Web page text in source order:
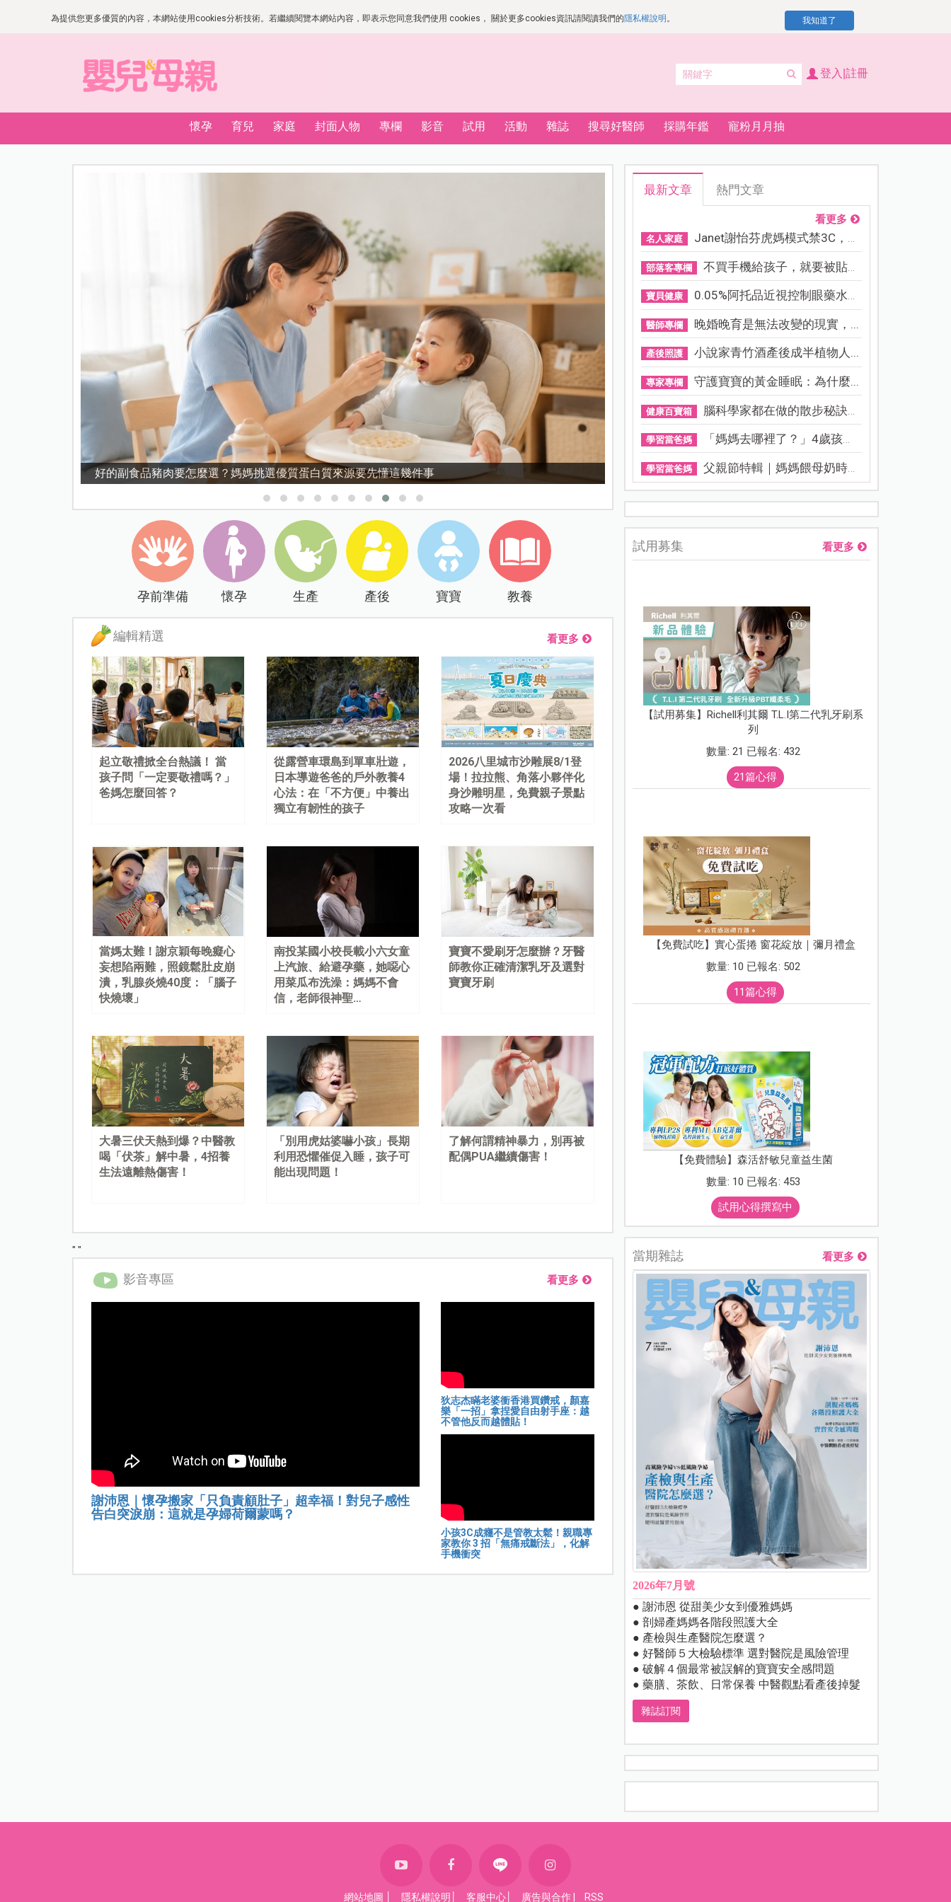
為提供您更多優質的內容，本網站使用cookies分析技術。若繼續閱覽本網站內容，即表示您同意我們使用 cookies， 關於更多cookies資訊請閱讀我們的隱私權說明 。 我知道了
登入|註冊
懷孕 育兒 家庭 封面人物 專欄 影音 試用 活動 雜誌 搜尋好醫師 採購年鑑 寵粉月月抽
好的副食品豬肉要怎麼選？媽媽挑選優質蛋白質來源要先懂這幾件事 「以前每天起床都臭臉！」陳彥婷曝分房睡後婚姻轉變 醫曝：
孕前準備 懷孕 生產 產後 寶寶 教養
編輯精選 看更多
起立敬禮掀全台熱議！ 當
孩子問「一定要敬禮嗎？」
爸媽怎麼回答？
從露營車環島到單車壯遊，
日本導遊爸爸的戶外教養4
心法：在「不方便」中養出
獨立有韌性的孩子
2026八里城市沙雕展8/1登
場！拉拉熊、角落小夥伴化
身沙雕明星，免費親子景點
攻略一次看
當媽太難！謝京穎每晚癡心
妄想陷兩難，照鏡鬆肚皮崩
潰，乳腺炎燒40度：「腦子
快燒壞」
南投某國小校長載小六女童
上汽旅、給避孕藥，她噁心
用菜瓜布洗澡：媽媽不會
信，老師很神聖…
寶寶不愛刷牙怎麼辦？牙醫
師教你正確清潔乳牙及選對
寶寶牙刷
大暑三伏天熱到爆？中醫教
喝「伏茶」解中暑，4招養
生法遠離熱傷害！
「別用虎姑婆嚇小孩」長期
利用恐懼催促入睡，孩子可
能出現問題！
了解何謂精神暴力，別再被
配偶PUA繼續傷害！
" "
影音專區 看更多
謝沛恩｜懷孕搬家「只負責顧肚子」超幸福！對兒子感性
告白突淚崩：這就是孕婦荷爾蒙嗎？
狄志杰瞞老婆衝香港買鑽戒，顏嘉
樂「一招」拿捏愛自由射手座：越
不管他反而越體貼！
小孩3C成癮不是管教太鬆！親職專
家教你 3 招「無痛戒斷法」，化解
手機衝突
最新文章 熱門文章
看更多
名人家庭 Janet謝怡芬虎媽模式禁3C，看...
部落客專欄 不買手機給孩子，就要被貼「...
寶貝健康 0.05%阿托品近視控制眼藥水納...
醫師專欄 晚婚晚育是無法改變的現實，...
產後照護 小說家青竹酒產後成半植物人...
專家專欄 守護寶寶的黃金睡眠：為什麼...
健康百寶箱 腦科學家都在做的散步秘訣！...
學習當爸媽 「媽媽去哪裡了？」4歲孩子還...
學習當爸媽 父親節特輯｜媽媽餵母奶時，...
試用募集 看更多
【試用募集】Richell利其爾 T.L.I第二代乳牙刷系
列
數量: 21 已報名: 432
21篇心得
【免費試吃】實心蛋捲 窗花綻放｜彌月禮盒
數量: 10 已報名: 502
11篇心得
【免費體驗】森活舒敏兒童益生菌
數量: 10 已報名: 453
試用心得撰寫中
當期雜誌 看更多
2026年7月號
● 謝沛恩 從甜美少女到優雅媽媽
● 剖婦產媽媽各階段照護大全
● 產檢與生產醫院怎麼選？
● 好醫師５大檢驗標準 選對醫院是風險管理
● 破解４個最常被誤解的寶寶安全感問題
● 藥膳、茶飲、日常保養 中醫觀點看產後掉髮
雜誌訂閱
網站地圖 隱私權說明 客服中心 廣告與合作 RSS